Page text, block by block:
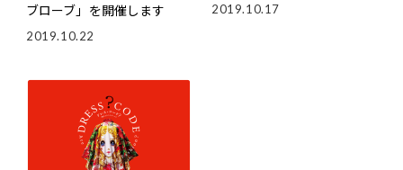
ブローブ」を開催します
2019.10.22
2019.10.17